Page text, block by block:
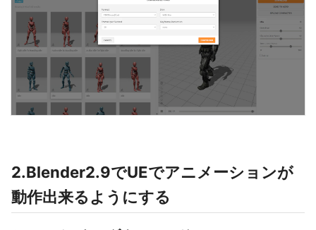
2.Blender2.9でUEでアニメーションが
動作出来るようにする